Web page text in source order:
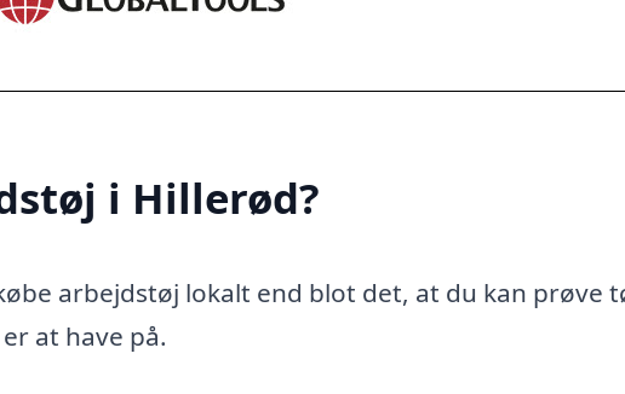
i Hillerød?
arbejdstøj lokalt end blot det, at du kan prøve
at have på.